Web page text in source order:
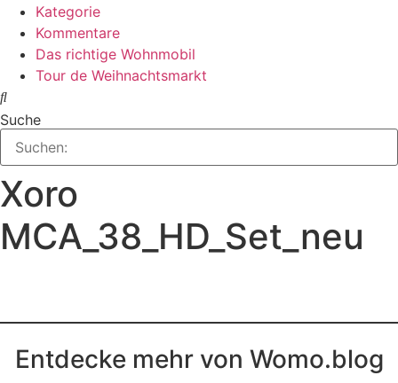
Kategorie
Kommentare
Das richtige Wohnmobil
Tour de Weihnachtsmarkt
Suche
Xoro
MCA_38_HD_Set_neu
Entdecke mehr von Womo.blog